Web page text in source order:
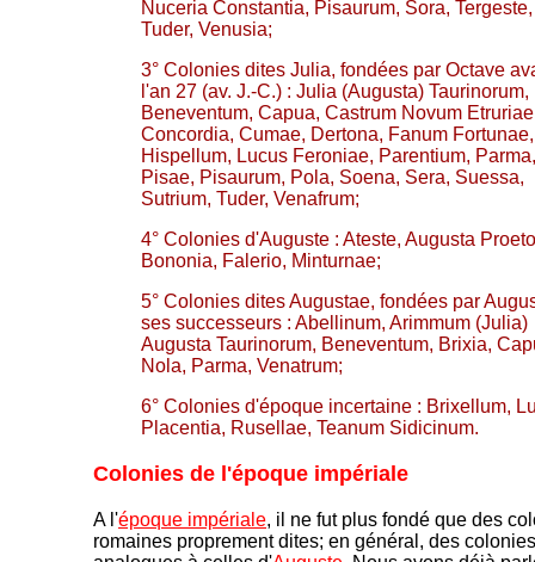
Nuceria Constantia, Pisaurum, Sora, Tergeste,
Tuder, Venusia;
3° Colonies dites Julia, fondées par Octave
l'an 27 (av. J.-C.) : Julia (Augusta) Taurinorum,
Beneventum, Capua, Castrum Novum
Concordia, Cumae, Dertona, Fanum Fortunae,
Hispellum, Lucus Feroniae, Parentium, Parma,
Pisae, Pisaurum, Pola, Soena, Sera, Suessa,
Sutrium, Tuder, Venafrum;
4° Colonies d'Auguste : Ateste, Augusta
Bononia, Falerio, Minturnae;
5° Colonies dites Augustae, fondées par
ses successeurs : Abellinum, Arimmum (Julia)
Augusta Taurinorum, Beneventum, Brixia,
Nola, Parma, Venatrum;
6° Colonies d'époque incertaine : Brixellum,
Placentia, Rusellae, Teanum Sidicinum.
Colonies de l'époque impériale
A l'époque impériale, il ne fut plus fondé que des
romaines proprement dites; en général, des